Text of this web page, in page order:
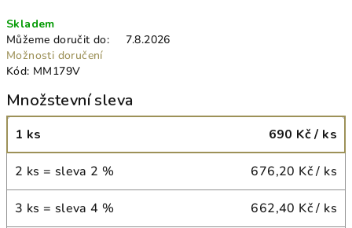
cena:
Skladem
Můžeme doručit do:
7.8.2026
Možnosti doručení
Kód: MM179V
Množstevní sleva
1 ks 690 Kč/ ks
2 ks = sleva 2 % 676,20 Kč/ ks
3 ks = sleva 4 % 662,40 Kč/ ks